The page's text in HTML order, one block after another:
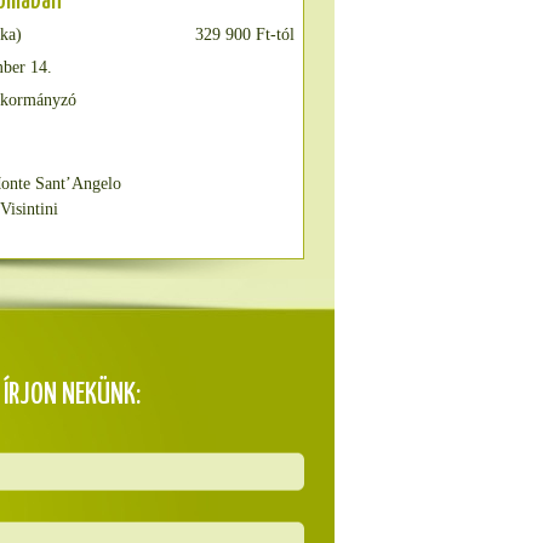
329 900 Ft-tól
14.
Sant’Angelo